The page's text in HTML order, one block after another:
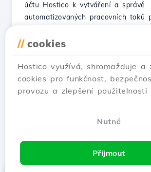
účtu Hostico k vytváření a správě
automatizovaných pracovních toků
Ukaž článek
// cookies
Hostico využívá, shromažďuje a
cookies pro funkčnost,
provozu a zlepšení použitelnosti
Nutné
Přijmout